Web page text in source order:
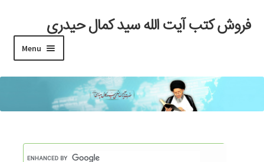
Skip
to
Skip
to
فروش کتب آیت الله سید کمال حیدری
Menu
خانه
#97 (بدون عنوان)